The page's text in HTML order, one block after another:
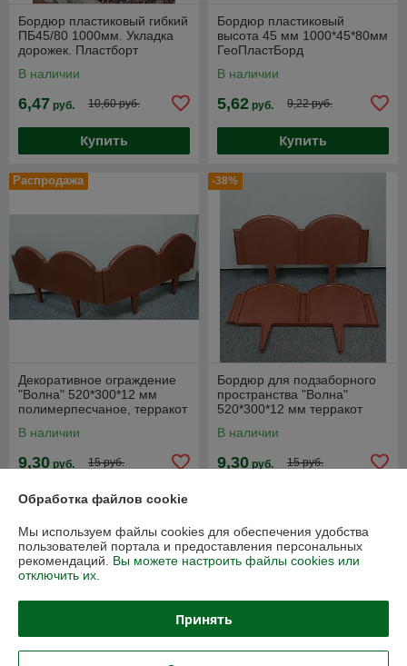
Бордюр пластиковый гибкий
ПБ45/80 1000мм. Укладка
дорожек. Пластборт
В наличии
6,47 руб. 10,60 руб.
Купить
Бордюр пластиковый
высота 45 мм 1000*45*80мм
ГеоПластБорд
В наличии
5,62 руб. 9,22 руб.
Купить
Распродажа
Декоративное ограждение
"Волна" 520*300*12 мм
полимерпесчаное, терракот
В наличии
9,30 руб. 15 руб.
Купить
-38%
Бордюр для подзаборного
пространства "Волна"
520*300*12 мм терракот
В наличии
9,30 руб. 15 руб.
Показать ещё
О нас
Рейтинг не сформирован
Менее 5 отзывов за последний год
Обработка файлов cookie
Мы используем файлы cookies для обеспечения удобства
пользователей портала и предоставления персональных
рекомендаций. Вы можете настроить файлы cookies или
отключить их.
Принять